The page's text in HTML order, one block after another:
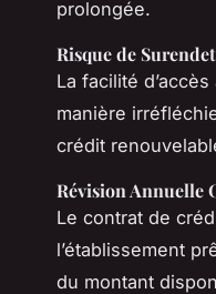
prolongée.
Risque de
La facilité
manière
crédit
Révision Annuelle
Le contrat de
l’établissement
du montant